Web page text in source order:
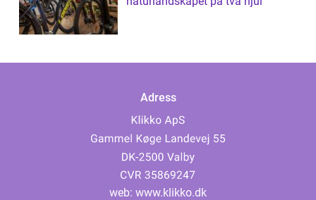
Adress
web: www.klikko.dk